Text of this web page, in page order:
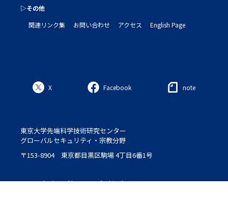
▷その他
関連リンク集
お問い合わせ アクセス English Page
X Facebook note
東京大学先端科学技術研究センター
グローバルセキュリティ・宗教分野
〒153-8904 東京都目黒区駒場 4丁目6番1号
Logo : designed by Setsu＆Shinobu Ito